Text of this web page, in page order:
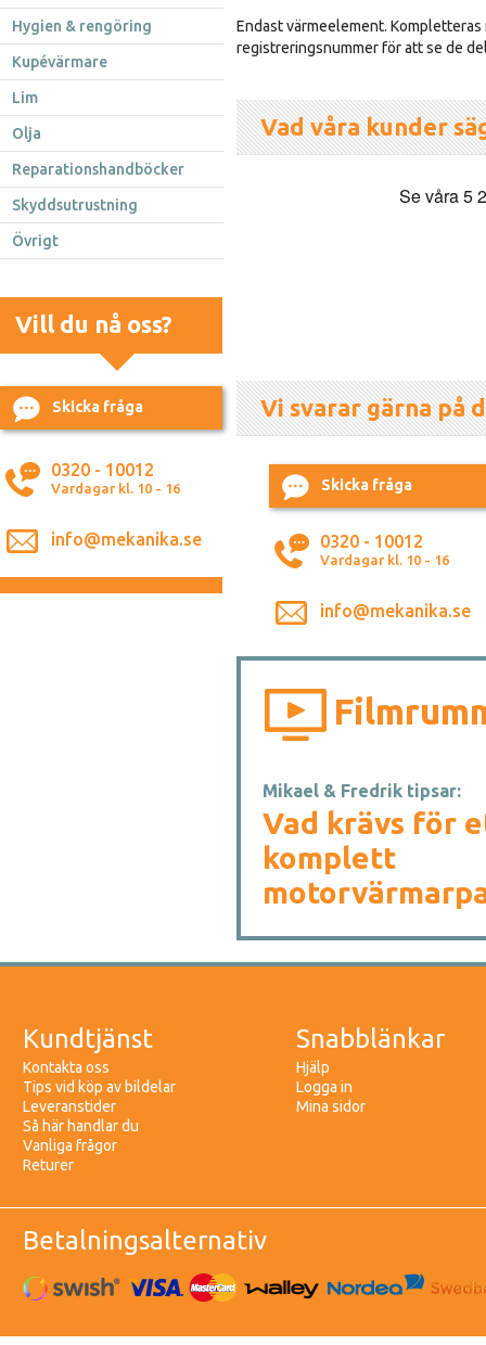
Hygien & rengöring
Kupévärmare
Lim
Olja
Reparationshandböcker
Skyddsutrustning
Övrigt
Vill du nå oss?
Skicka fråga
0320 - 10012
Vardagar kl. 10 - 16
info@mekanika.se
Endast värmeelement.
registreringsnummer för att se de
Vad våra kunder
Vi svarar gärna på
Skicka fråga
0320 - 10012
Vardagar kl. 10 - 16
info@mekanika.se
Mikael & Fredrik tipsar:
Vad krävs för
komplett
Kundtjänst
Kontakta oss
Tips vid köp av bildelar
Leveranstider
Så här handlar du
Vanliga frågor
Returer
Snabblänkar
Hjälp
Logga in
Mina sidor
Betalningsalternativ